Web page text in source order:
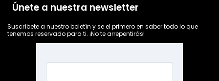
Únete a nuestra newsletter
Suscríbete a nuestro boletín y se el primero en saber todo lo que
tenemos reservado para ti. ¡No te arrepentirás!